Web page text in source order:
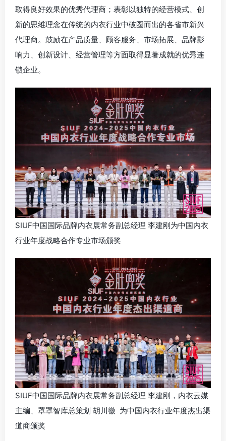
取得良好效果的优秀代理商；表彰以独特的经营模式、创
新的思维理念在传统的内衣行业中破圈而出的各省市新兴
代理商。鼓励在产品质量、顾客服务、市场拓展、品牌影
响力、创新设计、经营管理等方面取得显著成就的优秀连
锁企业。
SIUF中国国际品牌内衣展常务副总经理 李建刚为中国内衣
行业年度战略合作专业市场颁奖
SIUF中国国际品牌内衣展常务副总经理 李建刚，内衣云媒
主编、罩罩智库总策划 胡川徽 为中国内衣行业年度杰出渠
道商颁奖